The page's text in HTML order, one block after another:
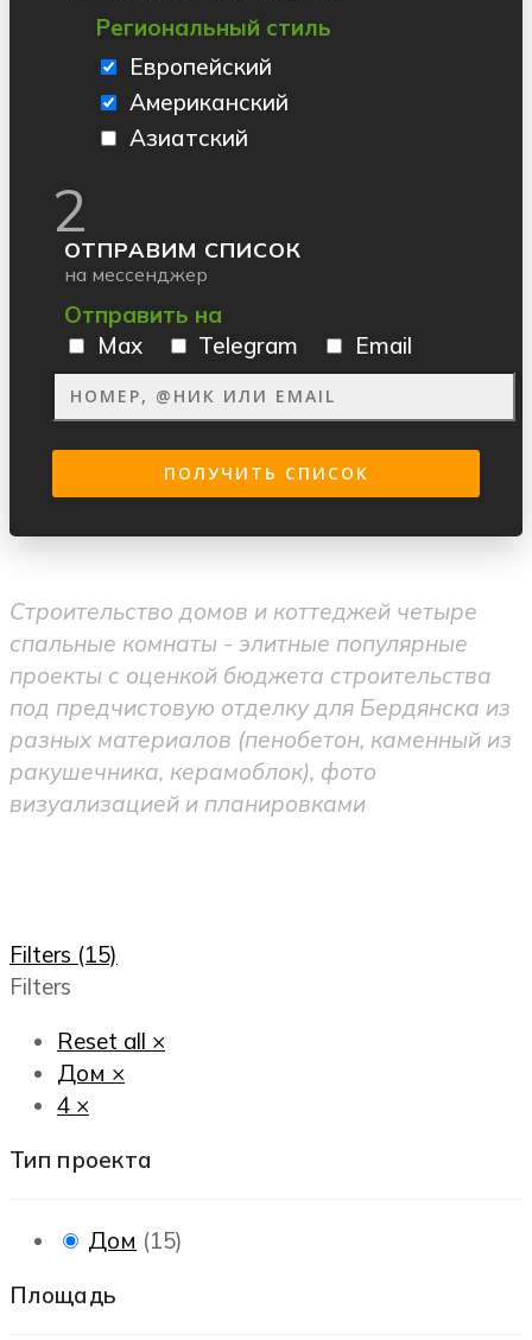
Региональный стиль
Европейский
Американский
Азиатский
2
ОТПРАВИМ СПИСОК
на мессенджер
Отправить на
Max
Telegram Email
Строительство домов и коттеджей четыре
спальные комнаты - элитные популярные
проекты с оценкой бюджета строительства
под предчистовую отделку для Бердянска из
разных материалов (пенобетон, каменный из
ракушечника, керамоблок), фото
визуализацией и планировками
Filters (15)
Filters
Reset all ×
Дом ×
4 ×
Тип проекта
Дом (15)
Площадь